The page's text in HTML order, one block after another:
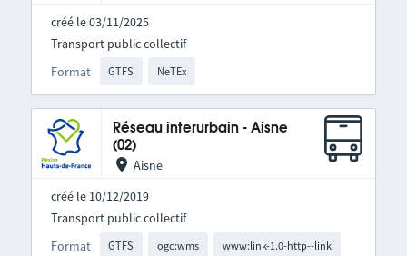
créé le 03/11/2025
Format GTFS NeTEx
Transport public collectif
Réseau interurbain - Aisne
(02)
Aisne
créé le 10/12/2019
Format GTFS ogc:wms www:link-1.0-http--link
Transport public collectif